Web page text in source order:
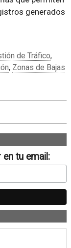
generados
de Tráfico,
, Zonas de Bajas
tu email: